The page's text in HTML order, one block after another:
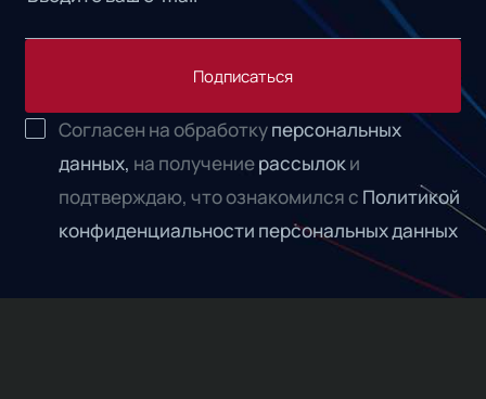
Подписаться
Согласен на обработкуперсональных
данных, на получениерассылоки
подтверждаю, что ознакомился с Политикой
конфиденциальности персональных данных